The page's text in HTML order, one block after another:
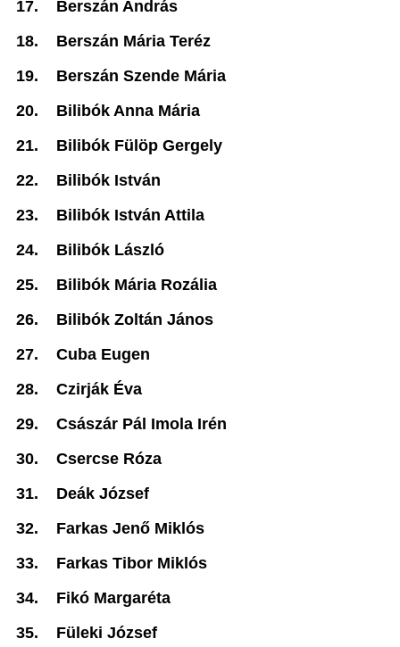
17.
Berszán András
18.
Berszán Mária Teréz
19.
Berszán Szende Mária
20.
Bilibók Anna Mária
21.
Bilibók Fülöp Gergely
22.
Bilibók István
23.
Bilibók István Attila
24.
Bilibók László
25.
Bilibók Mária Rozália
26.
Bilibók Zoltán János
27.
Cuba Eugen
28.
Czirják Éva
29.
Császár Pál Imola Irén
30.
Csercse Róza
31.
Deák József
32.
Farkas Jenő Miklós
33.
Farkas Tibor Miklós
34.
Fikó Margaréta
35.
Füleki József